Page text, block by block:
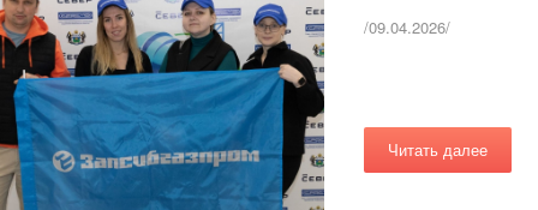
/09.04.2026/
Читать далее